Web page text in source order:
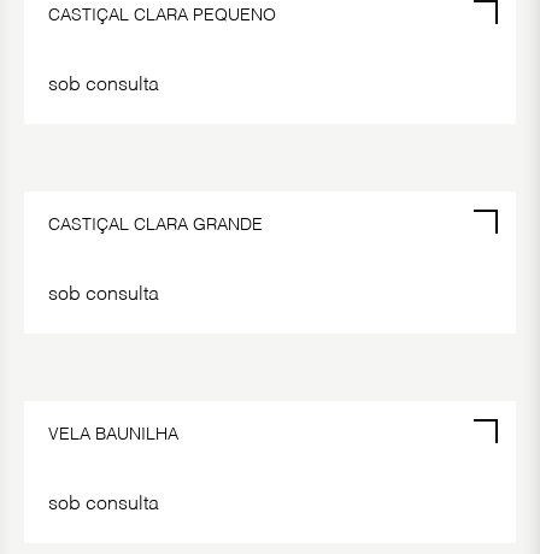
CASTIÇAL CLARA PEQUENO
sob consulta
CASTIÇAL CLARA GRANDE
sob consulta
VELA BAUNILHA
sob consulta